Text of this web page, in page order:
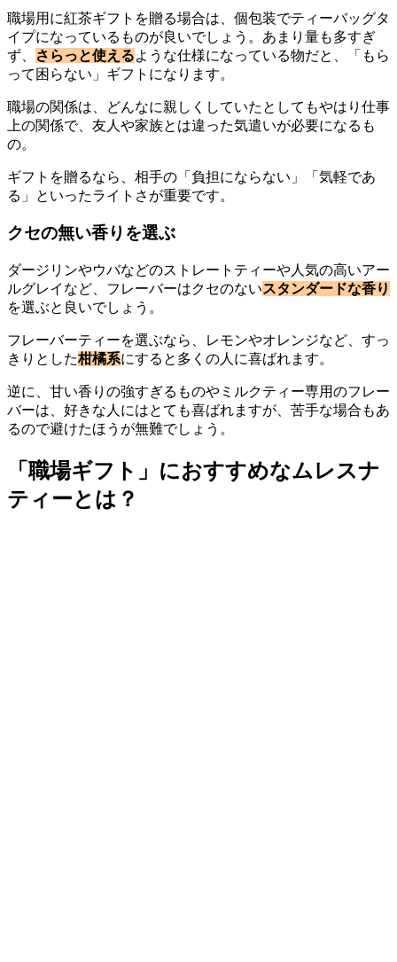
職場用に紅茶ギフトを贈る場合は、個包装でティーバッグタ
イプになっているものが良いでしょう。あまり量も多すぎ
ず、
さらっと使えるような仕様になっている物だと、「もら
って困らない」ギフトになります。
職場の関係は、どんなに親しくしていたとしてもやはり仕事
上の関係で、友人や家族とは違った気遣いが必要になるも
の。
ギフトを贈るなら、相手の「負担にならない」「気軽であ
る」といったライトさが重要です。
クセの無い香りを選ぶ
ダージリンやウバなどのストレートティーや人気の高いアー
ルグレイなど、フレーバーはクセのないスタンダードな香り
を選ぶと良いでしょう。
フレーバーティーを選ぶなら、レモンやオレンジなど、すっ
きりとした柑橘系にすると多くの人に喜ばれます。
逆に、甘い香りの強すぎるものやミルクティー専用のフレー
バーは、好きな人にはとても喜ばれますが、苦手な場合もあ
るので避けたほうが無難でしょう。
「職場ギフト」におすすめなムレスナ
ティーとは？